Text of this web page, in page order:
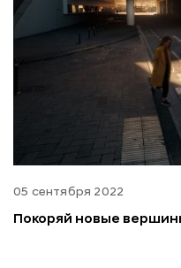
05 сентября 2022
Покоряй новые